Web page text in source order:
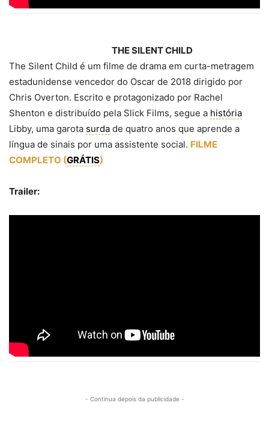
THE SILENT CHILD
The Silent Child é um filme de drama em curta-metragem
estadunidense vencedor do Oscar de 2018 dirigido por
Chris Overton. Escrito e protagonizado por Rachel
Shenton e distribuído pela Slick Films, segue a história
Libby, uma garota surda de quatro anos que aprende a
língua de sinais por uma assistente social. FILME
COMPLETO (GRÁTIS)
Trailer:
- Continua depois da publicidade -